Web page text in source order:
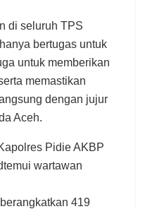
di seluruh TPS
bertugas untuk
untuk memberikan
memastikan
dengan jujur
Aceh.
Pidie AKBP
wartawan
419